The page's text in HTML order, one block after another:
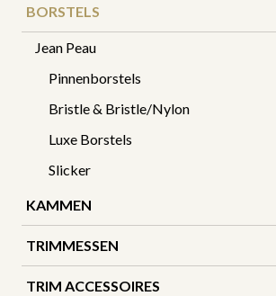
BORSTELS
Jean Peau
Pinnenborstels
Bristle & Bristle/Nylon
Luxe Borstels
Slicker
KAMMEN
TRIMMESSEN
TRIM ACCESSOIRES